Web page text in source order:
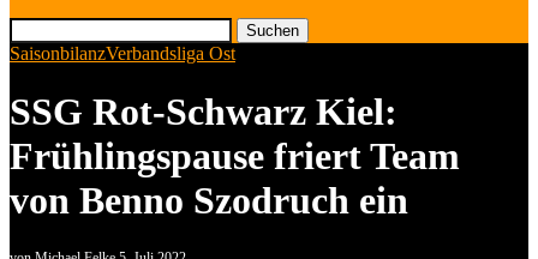
Suchen
SaisonbilanzVerbandsliga Ost
SSG Rot-Schwarz Kiel:
Frühlingspause friert Team
von Benno Szodruch ein